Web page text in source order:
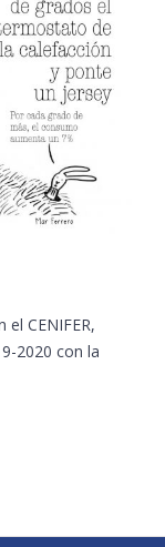
CENIFER,
2020 con la